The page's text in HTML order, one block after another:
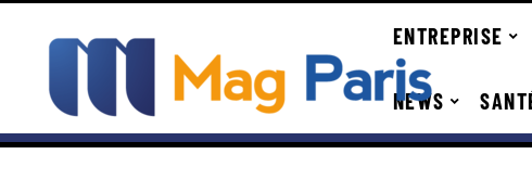
ENTREPRISE
NEWS